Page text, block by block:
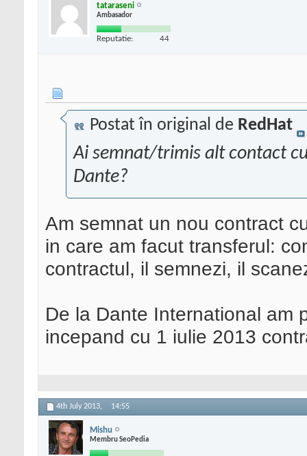
tataraseni
Ambasador
Reputatie: 44
Postat în original de RedHat
Ai semnat/trimis alt contact
Dante?
Am semnat un nou contract
in care am facut transferul:
contractul, il semnezi, il
De la Dante International am
incepand cu 1 iulie 2013
4th July 2013, 14:55
Mishu
Membru SeoPedia